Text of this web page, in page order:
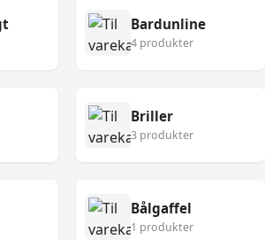
Bardunline
4 produkter
Briller
3 produkter
Bålgaffel
1 produkter